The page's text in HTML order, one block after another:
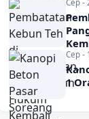
Cep -
Cep -
1